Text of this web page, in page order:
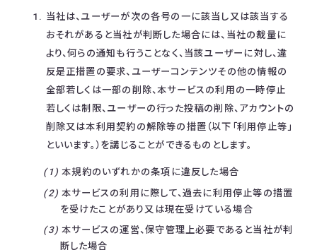
当社は、ユーザーが次の各号の一に該当し又は該当する
おそれがあると当社が判断した場合には、当社の裁量に
より、何らの通知も行うことなく、当該ユーザーに対し、違
反是正措置の要求、ユーザーコンテンツその他の情報の
全部若しくは一部の削除、本サービスの利用の一時停止
若しくは制限、ユーザーの行った投稿の削除、アカウントの
削除又は本利用契約の解除等の措置（以下「利用停止等」
といいます。）を講じることができるものとします。
本規約のいずれかの条項に違反した場合
本サービスの利用に際して、過去に利用停止等の措置
を受けたことがあり又は現在受けている場合
本サービスの運営、保守管理上必要であると当社が判
断した場合